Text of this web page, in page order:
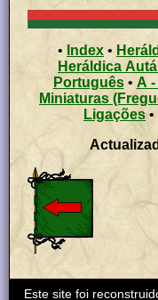
• Index •
Heráldica
Português• A -
Miniaturas
Ligações•
Este site foi